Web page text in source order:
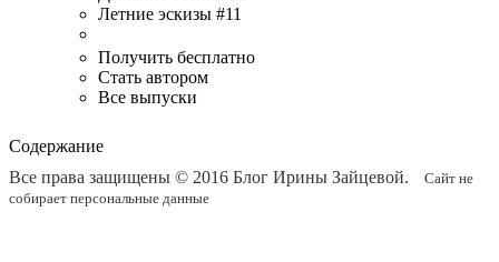
Летние эскизы #11
Получить бесплатно
Стать автором
Все выпуски
Содержание
Все права защищены © 2016 Блог Ирины Зайцевой.
Сайт не
собирает персональные данные